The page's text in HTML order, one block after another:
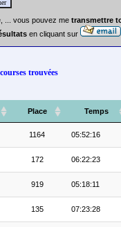
... vous pouvez me transmettre
en cliquant sur
trouvées
Place Temps
1164 05:52:16
172 06:22:23
919 05:18:11
135 07:23:28